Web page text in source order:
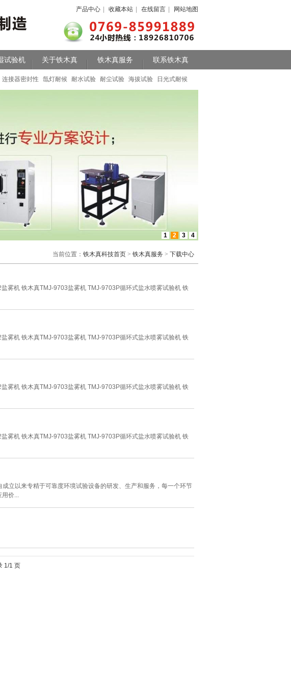
产品中心 收藏本站 在线留言 网站地图
试验机 关于铁木真 铁木真服务 联系铁木真
连接器密封性 氙灯耐候 耐水试验 耐尘试验 海拔试验 日光式耐候
1 2 3 4
当前位置： 铁木真科技首页 > 铁木真服务 > 下载中心
雾机 铁木真TMJ-9703盐雾机 TMJ-9703P循环式盐水喷雾试验机 铁
雾机 铁木真TMJ-9703盐雾机 TMJ-9703P循环式盐水喷雾试验机 铁
雾机 铁木真TMJ-9703盐雾机 TMJ-9703P循环式盐水喷雾试验机 铁
雾机 铁木真TMJ-9703盐雾机 TMJ-9703P循环式盐水喷雾试验机 铁
立以来专精于可靠度环境试验设备的研发、生产和服务，每一个环节
用价...
1/1 页